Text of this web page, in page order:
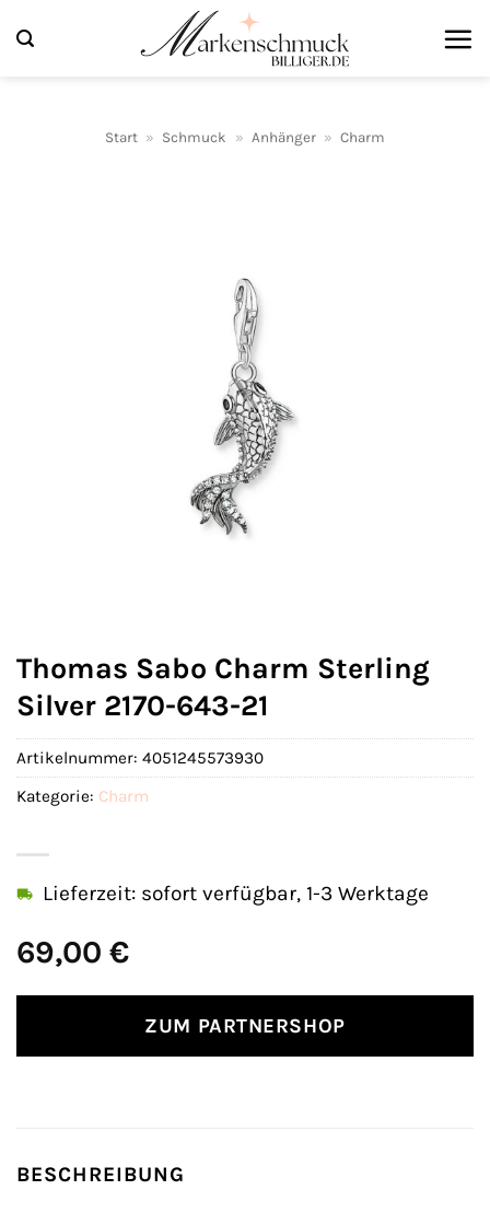
Inhalt
Start » Schmuck » Anhänger » Charm
Thomas Sabo Charm Sterling
Silver 2170-643-21
69,00 €
Lieferzeit: sofort verfügbar, 1-3 Werktage
ZUM PARTNERSHOP
Artikelnummer: 4051245573930
Kategorie: Charm
BESCHREIBUNG